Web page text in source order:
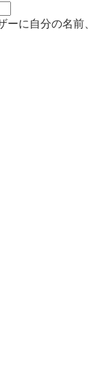
に自分の名前、